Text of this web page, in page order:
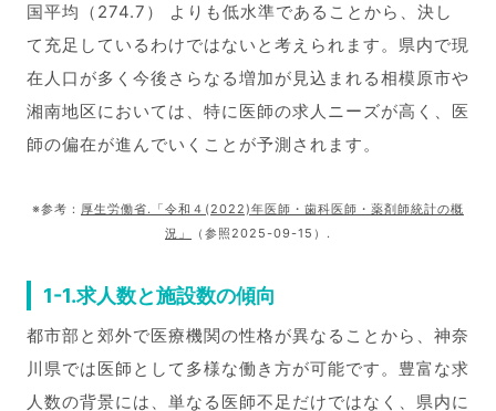
国平均（274.7） よりも低水準であることから、決し
て充足しているわけではないと考えられます。県内で現
在人口が多く今後さらなる増加が見込まれる相模原市や
湘南地区においては、特に医師の求人ニーズが高く、医
師の偏在が進んでいくことが予測されます。
※参考： 厚生労働省.「令和４(2022)年医師・歯科医師・薬剤師統計の概
況」
（参照2025-09-15）.
1-1.求人数と施設数の傾向
都市部と郊外で医療機関の性格が異なることから、神奈
川県では医師として多様な働き方が可能です。豊富な求
人数の背景には、単なる医師不足だけではなく、県内に